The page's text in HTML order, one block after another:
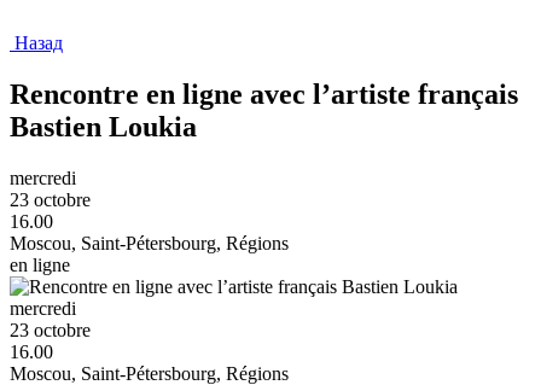
Назад
Rencontre en ligne avec l’artiste français
Bastien Loukia
mercredi
23 octobre
16.00
Moscou, Saint-Pétersbourg, Régions
en ligne
mercredi
23 octobre
16.00
Moscou, Saint-Pétersbourg, Régions